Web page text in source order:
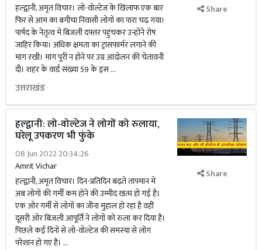
हल्द्वानी, अमृत विचार। लो-वोल्टेज के खिलाफ एक बार
फिर से आम का बगीचा निवासी लोगों का पारा चढ़ गया।
पार्षद के नेतृत्व में बिजली दफ्तर पहुंचकर उन्होंने रोष
जाहिर किया। अधिक क्षमता का ट्रांसफार्मर लगाने की
मांग रखी। मांग पूरी न होने पर उग्र आंदोलन की चेतावनी
दी। शहर के वार्ड संख्या 59 के इस …
उत्तराखंड
Share
हल्द्वानी: लो-वोल्टेज ने लोगों को रुलाया,
घरेलू उपकरण भी फुंके
08 Jun 2022 20:34:26
Amrit Vichar
हल्द्वानी, अमृत विचार। दिन-प्रतिदिन बढ़ते तापमान में
अब लोगों की गर्मी कम होने की उम्मीद खत्म हो गई है।
एक ओर गर्मी से लोगों का जीना मुहाल हो रहा है वहीं
दूसरी ओर बिजली आपूर्ति ने लोगों को रुला कर दिया है।
पिछले कई दिनों से लो-वोल्टेज की समस्या से लोग
परेशान हो गए हैं। …
Share